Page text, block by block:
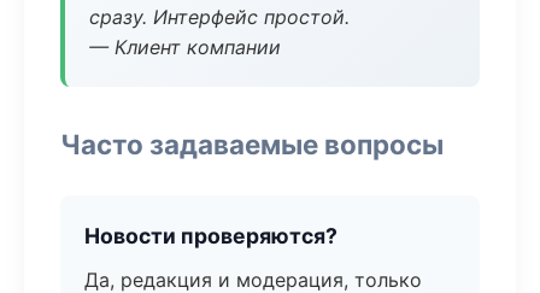
сразу. Интерфейс простой.
— Клиент компании
Часто задаваемые вопросы
Новости проверяются?
Да, редакция и модерация, только